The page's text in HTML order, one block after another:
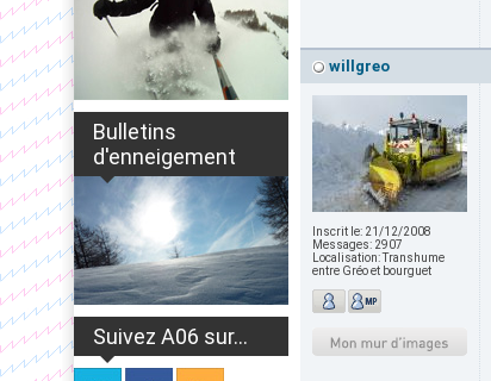
Bulletins
d'enneigement
Suivez A06 sur...
willgreo
Inscrit le: 21/12/2008
Messages: 2907
Localisation:Transhume
entre Gréo et bourguet